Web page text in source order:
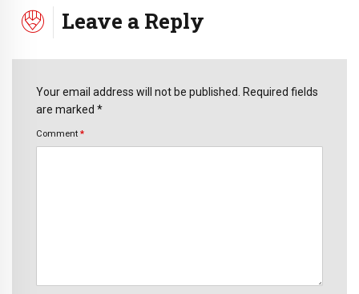
Leave a Reply
Your email address will not be published. Required fields
are marked *
Comment *